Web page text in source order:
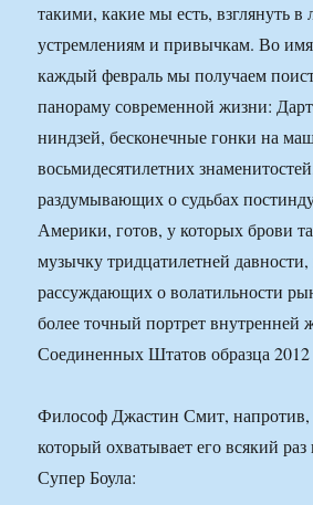
такими, какие мы есть, взглянуть
устремлениям и привычкам. Во
каждый февраль мы получаем
панораму современной жизни:
ниндзей, бесконечные гонки на
восьмидесятилетних
раздумывающих о судьбах
Америки, готов, у которых брови
музычку тридцатилетней
рассуждающих о волатильности
более точный портрет внутренней
Соединенных Штатов образца 2012
Философ Джастин Смит,
который охватывает его всякий
Супер Боула: